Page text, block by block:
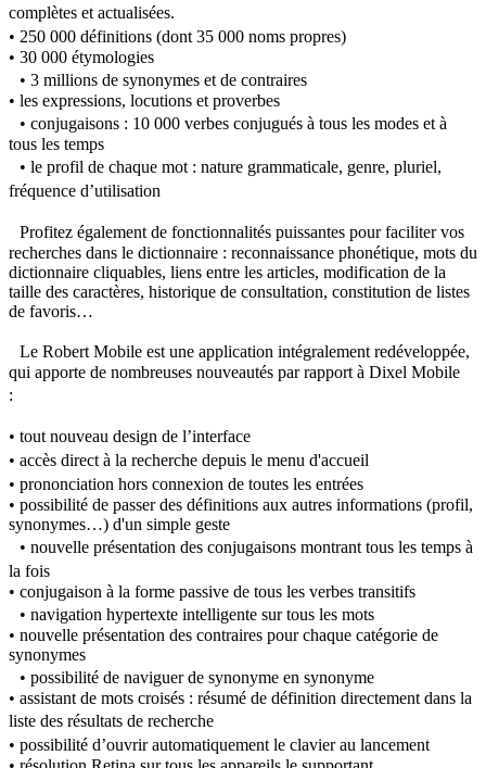
complètes et actualisées.
• 250 000 définitions (dont 35 000 noms propres)
• 30 000 étymologies
• 3 millions de synonymes et de contraires
• les expressions, locutions et proverbes
• conjugaisons : 10 000 verbes conjugués à tous les modes et à
tous les temps
• le profil de chaque mot : nature grammaticale, genre, pluriel,
fréquence d’utilisation
Profitez également de fonctionnalités puissantes pour faciliter vos
recherches dans le dictionnaire : reconnaissance phonétique, mots du
dictionnaire cliquables, liens entre les articles, modification de la
taille des caractères, historique de consultation, constitution de listes
de favoris…
Le Robert Mobile est une application intégralement redéveloppée,
qui apporte de nombreuses nouveautés par rapport à Dixel Mobile
:
• tout nouveau design de l’interface
• accès direct à la recherche depuis le menu d'accueil
• prononciation hors connexion de toutes les entrées
• possibilité de passer des définitions aux autres informations (profil,
synonymes…) d'un simple geste
• nouvelle présentation des conjugaisons montrant tous les temps à
la fois
• conjugaison à la forme passive de tous les verbes transitifs
• navigation hypertexte intelligente sur tous les mots
• nouvelle présentation des contraires pour chaque catégorie de
synonymes
• possibilité de naviguer de synonyme en synonyme
• assistant de mots croisés : résumé de définition directement dans la
liste des résultats de recherche
• possibilité d’ouvrir automatiquement le clavier au lancement